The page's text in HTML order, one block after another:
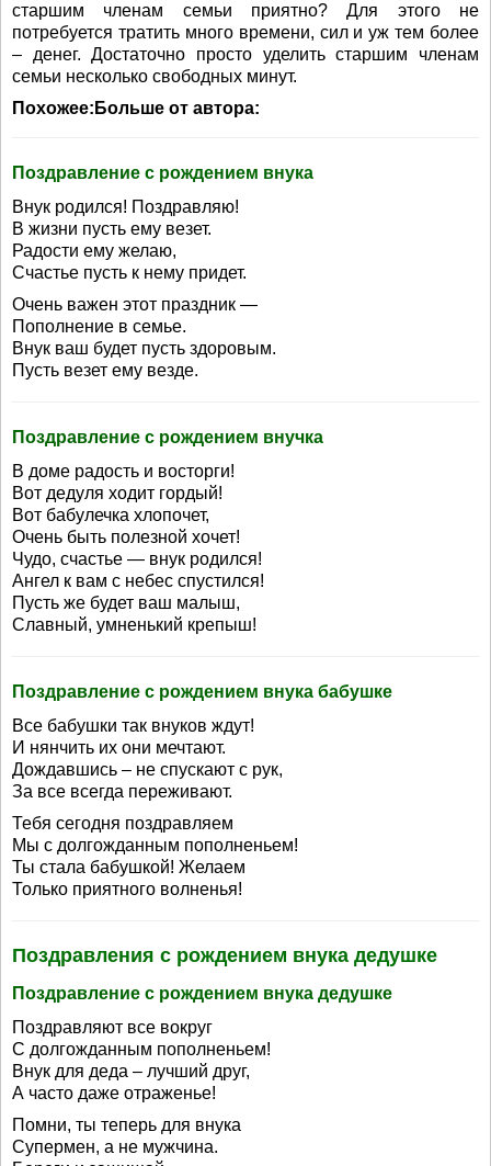
старшим членам семьи приятно? Для этого не
потребуется тратить много времени, сил и уж тем более
– денег. Достаточно просто уделить старшим членам
семьи несколько свободных минут.
Похожее:Больше от автора:
Поздравление с рождением внука
Внук родился! Поздравляю!
В жизни пусть ему везет.
Радости ему желаю,
Счастье пусть к нему придет.
Очень важен этот праздник —
Пополнение в семье.
Внук ваш будет пусть здоровым.
Пусть везет ему везде.
Поздравление с рождением внучка
В доме радость и восторги!
Вот дедуля ходит гордый!
Вот бабулечка хлопочет,
Очень быть полезной хочет!
Чудо, счастье — внук родился!
Ангел к вам с небес спустился!
Пусть же будет ваш малыш,
Славный, умненький крепыш!
Поздравление с рождением внука бабушке
Все бабушки так внуков ждут!
И нянчить их они мечтают.
Дождавшись – не спускают с рук,
За все всегда переживают.
Тебя сегодня поздравляем
Мы с долгожданным пополненьем!
Ты стала бабушкой! Желаем
Только приятного волненья!
Поздравления с рождением внука дедушке
Поздравление с рождением внука дедушке
Поздравляют все вокруг
С долгожданным пополненьем!
Внук для деда – лучший друг,
А часто даже отраженье!
Помни, ты теперь для внука
Супермен, а не мужчина.